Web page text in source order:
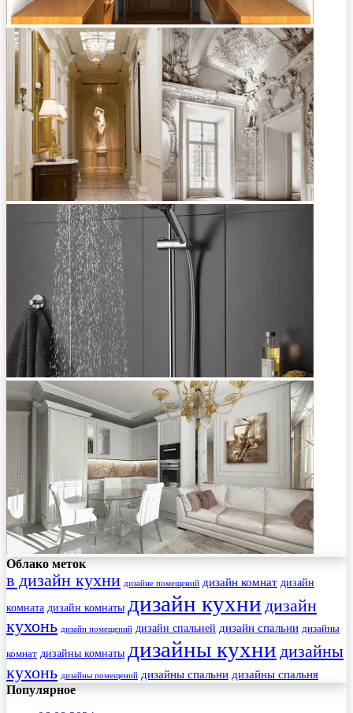
Облако меток
в дизайн кухни дизайне помещений дизайн комнат дизайн
комната дизайн комнаты дизайн кухни дизайн
кухонь дизайн помещений дизайн спальней дизайн спальни дизайны
комнат дизайны комнаты дизайны кухни дизайны
кухонь дизайны помещений дизайны спальни дизайны спальня
Популярное